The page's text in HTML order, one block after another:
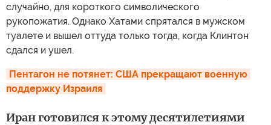
случайно, для короткого символического
рукопожатия. Однако Хатами спрятался в мужском
туалете и вышел оттуда только тогда, когда Клинтон
сдался и ушел.
Пентагон не потянет: США прекращают военную
поддержку Израиля
Иран готовился к этому десятилетиями